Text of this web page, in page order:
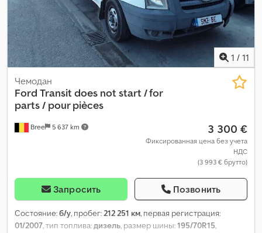
1 / 11
Bree 5 637 km
Чемодан
Ford Transit does not start / for
parts / pour pièces
3 300 €
Фиксированная цена без учета
НДС
(3 993 € брутто)
Запросить Позвонить
Состояние:б/у, пробег: 212 251 км, первая регистрация:
01/2007 , тип топлива:дизель , размер шины:195/70R15